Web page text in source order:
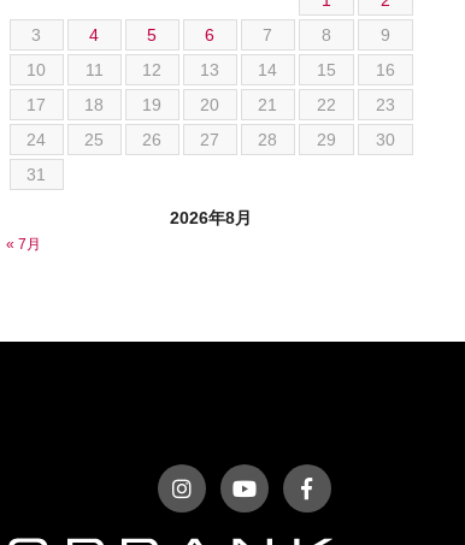
池根 陸
池田 悠亮
石川 成一郎
粟飯原 卓也
荒居 力哉
菊池 大誠
シボレー
ジャガー
スズキ
スバル
ダッジ
トヨタ
2026年8月
3
4 5 6 7 8
9
10
11 12 13 14 15
16
17
18 19 20 21 22
23
24
25 26 27 28 29
30
31
« 7月